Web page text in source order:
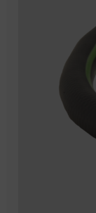
Produktseite